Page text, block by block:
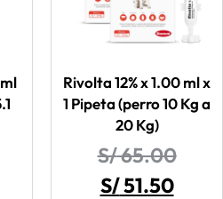
Rivolta 12% x 1.00 ml x
1 Pipeta (perro 10 Kg a
20 Kg)
S/65.00
S/51.50